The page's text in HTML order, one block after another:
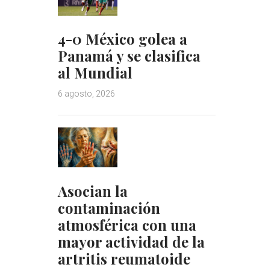
4-0 México golea a
Panamá y se clasifica
al Mundial
6 agosto, 2026
Asocian la
contaminación
atmosférica con una
mayor actividad de la
artritis reumatoide